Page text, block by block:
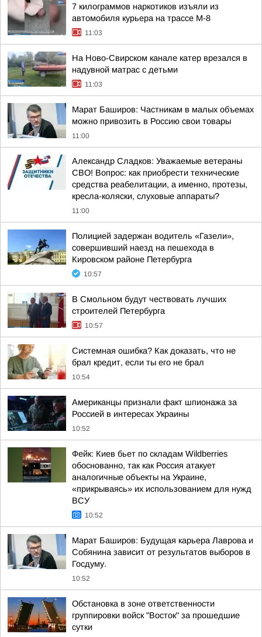
7 килограммов наркотиков изъяли из
автомобиля курьера на трассе М-8
11:03
На Ново-Свирском канале катер врезался в
надувной матрас с детьми
11:03
Марат Баширов: Частникам в малых объемах
можно привозить в Россию свои товары
11:00
Александр Сладков: Уважаемые ветераны
СВО! Вопрос: как приобрести технические
средства реабелитации, а именно, протезы,
кресла-коляски, слуховые аппараты?
11:00
Полицией задержан водитель «Газели»,
совершивший наезд на пешехода в
Кировском районе Петербурга
10:57
В Смольном будут чествовать лучших
строителей Петербурга
10:57
Системная ошибка? Как доказать, что не
брал кредит, если ты его не брал
10:54
Американцы признали факт шпионажа за
Россией в интересах Украины
10:52
Фейк: Киев бьет по складам Wildberries
обоснованно, так как Россия атакует
аналогичные объекты на Украине,
«прикрываясь» их использованием для нужд
ВСУ
10:52
Марат Баширов: Будущая карьера Лаврова и
Собянина зависит от результатов выборов в
Госдуму.
10:52
Обстановка в зоне ответственности
группировки войск "Восток" за прошедшие
сутки